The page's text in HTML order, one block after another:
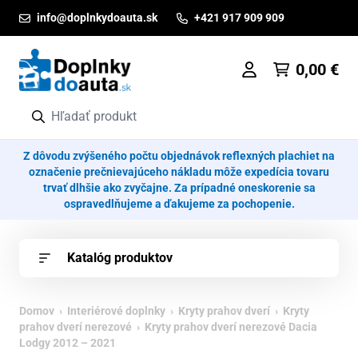
info@doplnkydoauta.sk +421 917 909 909
0,00 €
Z dôvodu zvýšeného počtu objednávok reflexných plachiet na
označenie prečnievajúceho nákladu môže expedícia tovaru
trvať dlhšie ako zvyčajne. Za prípadné oneskorenie sa
ospravedlňujeme a ďakujeme za pochopenie.
Katalóg produktov
Domov › Interiérové doplnky › Kryty prahov dverí › Kryty
prahov dverí nerezové › Kryty prahov dverí nerezové Dacia
Lodgy 2012 – 2021